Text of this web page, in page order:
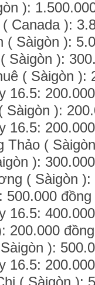
):
Canada ):
( Sàigòn ):
Sàigòn ):
( Sàigòn ):
16.5:
Sàigòn ):
16.5:
(
):
( Sàigòn ):
500.000 đồng
16.5:
200.000 đồng
):
16.5: